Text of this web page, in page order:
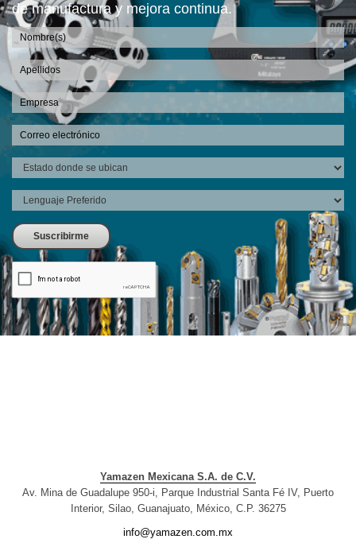
de manufactura y mejora continua.
Yamazen Mexicana S.A. de C.V.
Av. Mina de Guadalupe 950-i, Parque Industrial Santa Fé IV, Puerto
Interior, Silao, Guanajuato, México, C.P. 36275
info@yamazen.com.mx